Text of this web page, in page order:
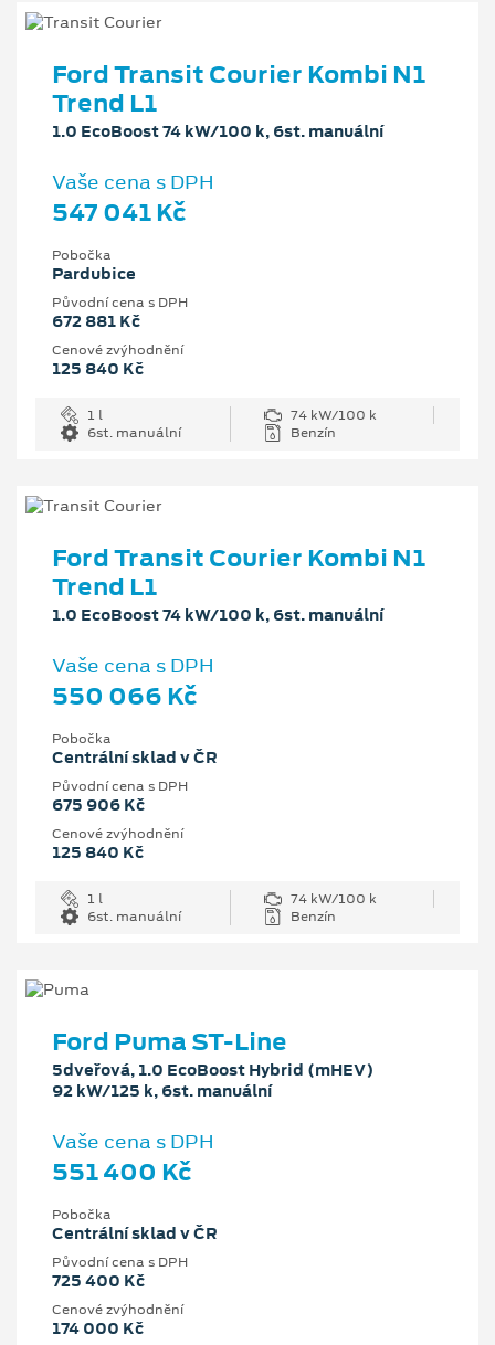
Ford Transit Courier Kombi N1
Trend L1
1.0 EcoBoost 74 kW/100 k, 6st. manuální
Vaše cena s DPH
547 041 Kč
Pobočka
Pardubice
Původní cena s DPH
672 881 Kč
Cenové zvýhodnění
125 840 Kč
1 l
74 kW/100 k
6st. manuální
Benzín
Ford Transit Courier Kombi N1
Trend L1
1.0 EcoBoost 74 kW/100 k, 6st. manuální
Vaše cena s DPH
550 066 Kč
Pobočka
Centrální sklad v ČR
Původní cena s DPH
675 906 Kč
Cenové zvýhodnění
125 840 Kč
1 l
74 kW/100 k
6st. manuální
Benzín
Ford Puma ST-Line
5dveřová, 1.0 EcoBoost Hybrid (mHEV)
92 kW/125 k, 6st. manuální
Vaše cena s DPH
551 400 Kč
Pobočka
Centrální sklad v ČR
Původní cena s DPH
725 400 Kč
Cenové zvýhodnění
174 000 Kč